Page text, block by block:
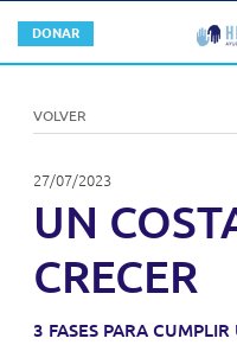
No hay donaciones
DONAR
VOLVER
27/07/2023
UN
CRECER
3 FASES PARA